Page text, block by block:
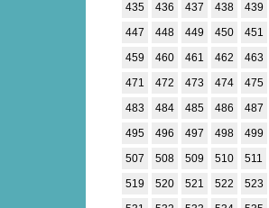
435
436 437 438 439
447
448 449 450 451
459
460 461 462 463
471
472 473 474 475
483
484 485 486 487
495
496 497 498 499
507
508 509 510 511
519
520 521 522 523